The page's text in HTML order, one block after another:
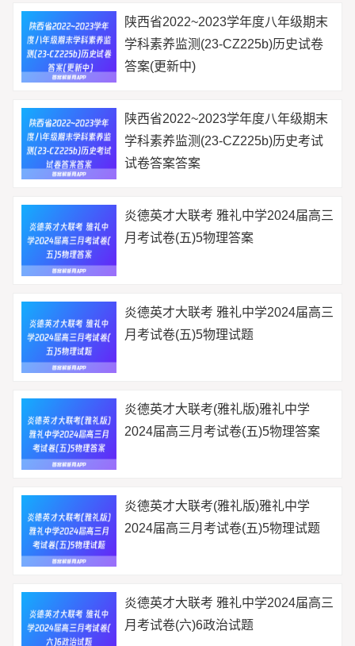
陕西省2022~2023学年度八年级期末
学科素养监测(23-CZ225b)历史试卷
答案(更新中)
陕西省2022~2023学年度八年级期末
学科素养监测(23-CZ225b)历史考试
试卷答案答案
炎德英才大联考 雅礼中学2024届高三
月考试卷(五)5物理答案
炎德英才大联考 雅礼中学2024届高三
月考试卷(五)5物理试题
炎德英才大联考(雅礼版)雅礼中学
2024届高三月考试卷(五)5物理答案
炎德英才大联考(雅礼版)雅礼中学
2024届高三月考试卷(五)5物理试题
炎德英才大联考 雅礼中学2024届高三
月考试卷(六)6政治试题